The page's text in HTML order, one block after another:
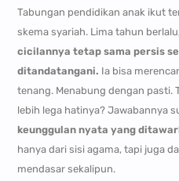
Tabungan pendidikan anak ikut
skema syariah. Lima tahun
cicilannya tetap sama persis
ditandatangani. Ia bisa
tenang. Menabung dengan pasti.
lebih lega hatinya? Jawabannya
keunggulan nyata yang
hanya dari sisi agama, tapi juga
mendasar sekalipun.